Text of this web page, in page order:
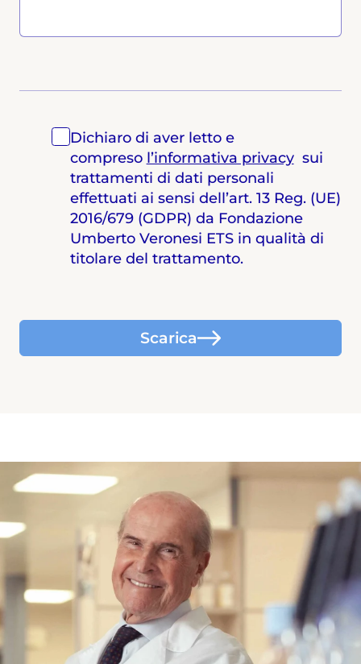
Dichiaro di aver letto e
compreso l’informativa privacysui
trattamenti di dati personali
effettuati ai sensi dell’art. 13 Reg. (UE)
2016/679 (GDPR) da Fondazione
Umberto Veronesi ETS in qualità di
titolare del trattamento.
Scarica